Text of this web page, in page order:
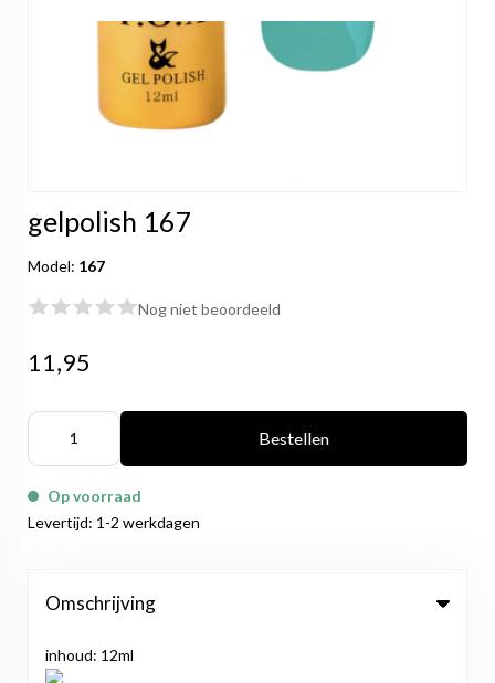
gelpolish 167
Model: 167
Nog niet beoordeeld
11,95
Bestellen
Op voorraad
Levertijd: 1-2 werkdagen
Omschrijving
inhoud: 12ml